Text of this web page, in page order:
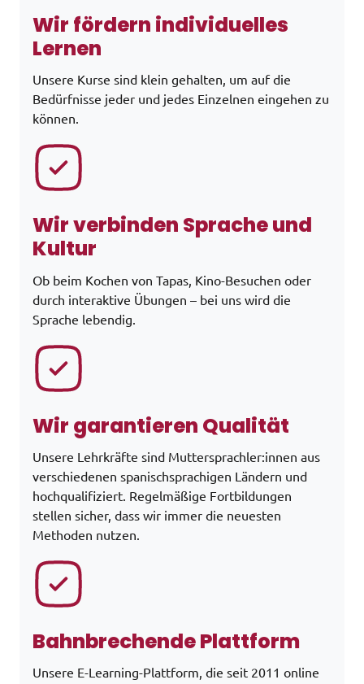
Wir fördern individuelles
Lernen
Unsere Kurse sind klein gehalten, um auf die
Bedürfnisse jeder und jedes Einzelnen eingehen zu
können.
Wir verbinden Sprache und
Kultur
Ob beim Kochen von Tapas, Kino-Besuchen oder
durch interaktive Übungen – bei uns wird die
Sprache lebendig.
Wir garantieren Qualität
Unsere Lehrkräfte sind Muttersprachler:innen aus
verschiedenen spanischsprachigen Ländern und
hochqualifiziert. Regelmäßige Fortbildungen
stellen sicher, dass wir immer die neuesten
Methoden nutzen.
Bahnbrechende Plattform
Unsere E-Learning-Plattform, die seit 2011 online